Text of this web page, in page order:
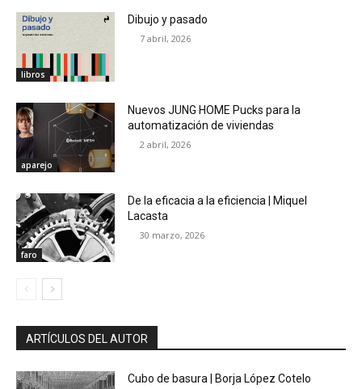
libros
Dibujo y pasado
7 abril, 2026
aparejo
Nuevos JUNG HOME Pucks para la
automatización de viviendas
2 abril, 2026
faro
De la eficacia a la eficiencia | Miquel
Lacasta
30 marzo, 2026
ARTÍCULOS DEL AUTOR
Cubo de basura | Borja López Cotelo